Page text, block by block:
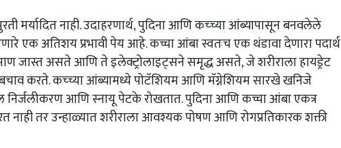
मर्यादित नाही. उदाहरणार्थ, पुदिना आणि कच्च्या आंब्यापासून बनवलेले
एक अतिशय प्रभावी पेय आहे. कच्चा आंबा स्वतःच एक थंडावा देणारा पदार्थ
जास्त असते आणि ते इलेक्ट्रोलाइट्सने समृद्ध असते, जे शरीराला हायड्रेट
करते. कच्च्या आंब्यामध्ये पोटॅशियम आणि मॅग्नेशियम सारखे खनिजे
आणि स्नायू पेटके रोखतात. पुदिना आणि कच्चा आंबा एकत्र
तर उन्हाळ्यात शरीराला आवश्यक पोषण आणि रोगप्रतिकारक शक्ती